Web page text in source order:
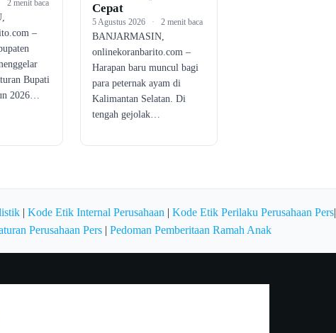
2 menit baca
–
Bupati
2026…
Cepat
5 Agustus 2026 · 2 menit baca
BANJARMASIN,
onlinekoranbarito.com –
Harapan baru muncul bagi
para peternak ayam di
Kalimantan Selatan. Di
tengah gejolak…
| Kode Etik Internal Perusahaan | Kode Etik Perilaku Perusahaan Pers|
Perusahaan Pers| Pedoman Pemberitaan Ramah Anak